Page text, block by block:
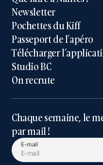
Newsletter
Pochettes du Kiff
Passeport de l’apéro
Télécharger
Studio BC
On recrute
Chaque semaine, le
par mail !
E-mail